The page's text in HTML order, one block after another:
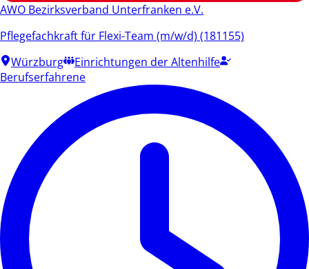
AWO Bezirksverband Unterfranken e.V.
Pflegefachkraft für Flexi-Team (m/w/d) (181155)
Würzburg
Einrichtungen der Altenhilfe
Berufserfahrene